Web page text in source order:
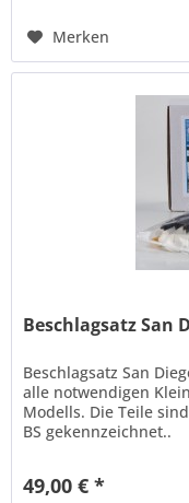
Merken
Beschlagsatz San
Beschlagsatz San
alle notwendigen
Modells. Die Teile
BS gekennzeichnet..
49,00 € *